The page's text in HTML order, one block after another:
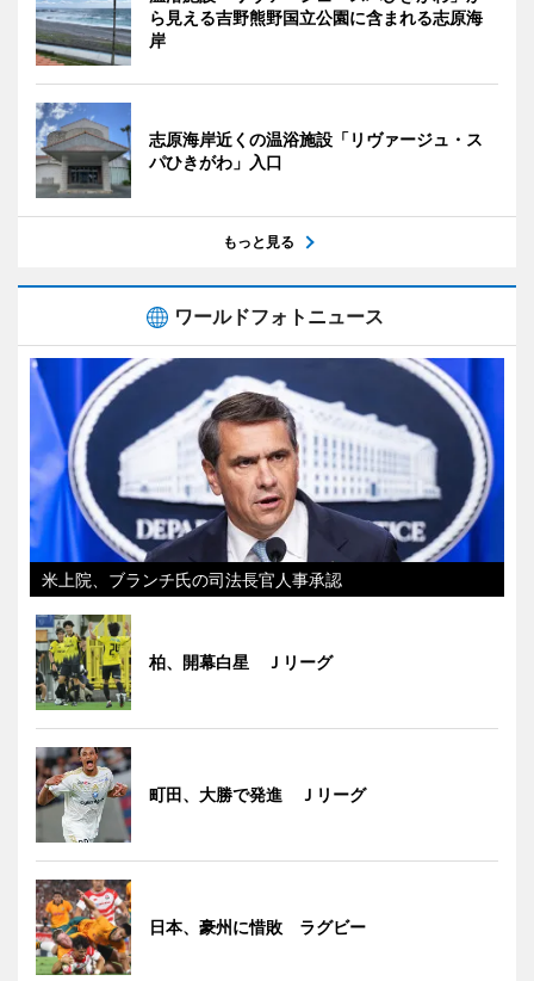
ら見える吉野熊野国立公園に含まれる志原海
岸
志原海岸近くの温浴施設「リヴァージュ・ス
パひきがわ」入口
もっと見る
ワールドフォトニュース
米上院、ブランチ氏の司法長官人事承認
柏、開幕白星 Ｊリーグ
町田、大勝で発進 Ｊリーグ
日本、豪州に惜敗 ラグビー